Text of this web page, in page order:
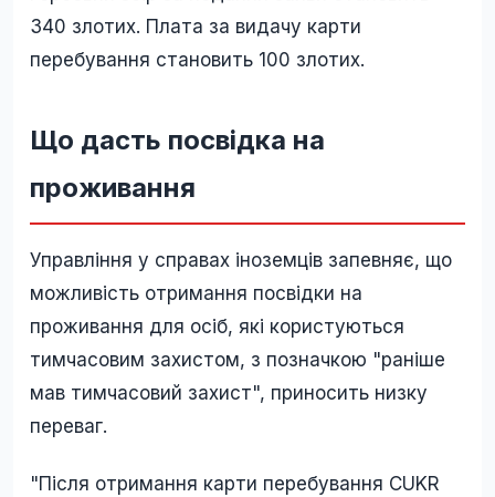
340 злотих. Плата за видачу карти
перебування становить 100 злотих.
Що дасть посвідка на
проживання
Управління у справах іноземців запевняє, що
можливість отримання посвідки на
проживання для осіб, які користуються
тимчасовим захистом, з позначкою "раніше
мав тимчасовий захист", приносить низку
переваг.
"Після отримання карти перебування CUKR